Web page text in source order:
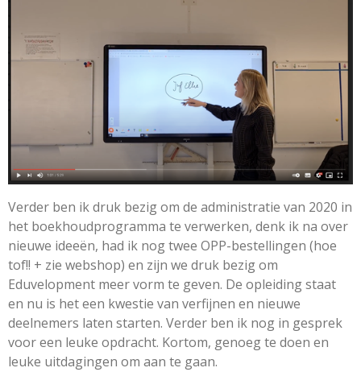
Verder ben ik druk bezig om de administratie van 2020 in
het boekhoudprogramma te verwerken, denk ik na over
nieuwe ideeën, had ik nog twee OPP-bestellingen (hoe
tof!! + zie webshop) en zijn we druk bezig om
Eduvelopment meer vorm te geven. De opleiding staat
en nu is het een kwestie van verfijnen en nieuwe
deelnemers laten starten. Verder ben ik nog in gesprek
voor een leuke opdracht. Kortom, genoeg te doen en
leuke uitdagingen om aan te gaan.